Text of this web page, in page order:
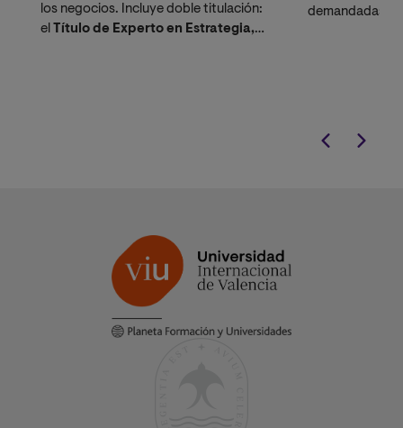
los negocios. Incluye doble titulación:
elTítulo de Experto en Estrategia,
demandadas